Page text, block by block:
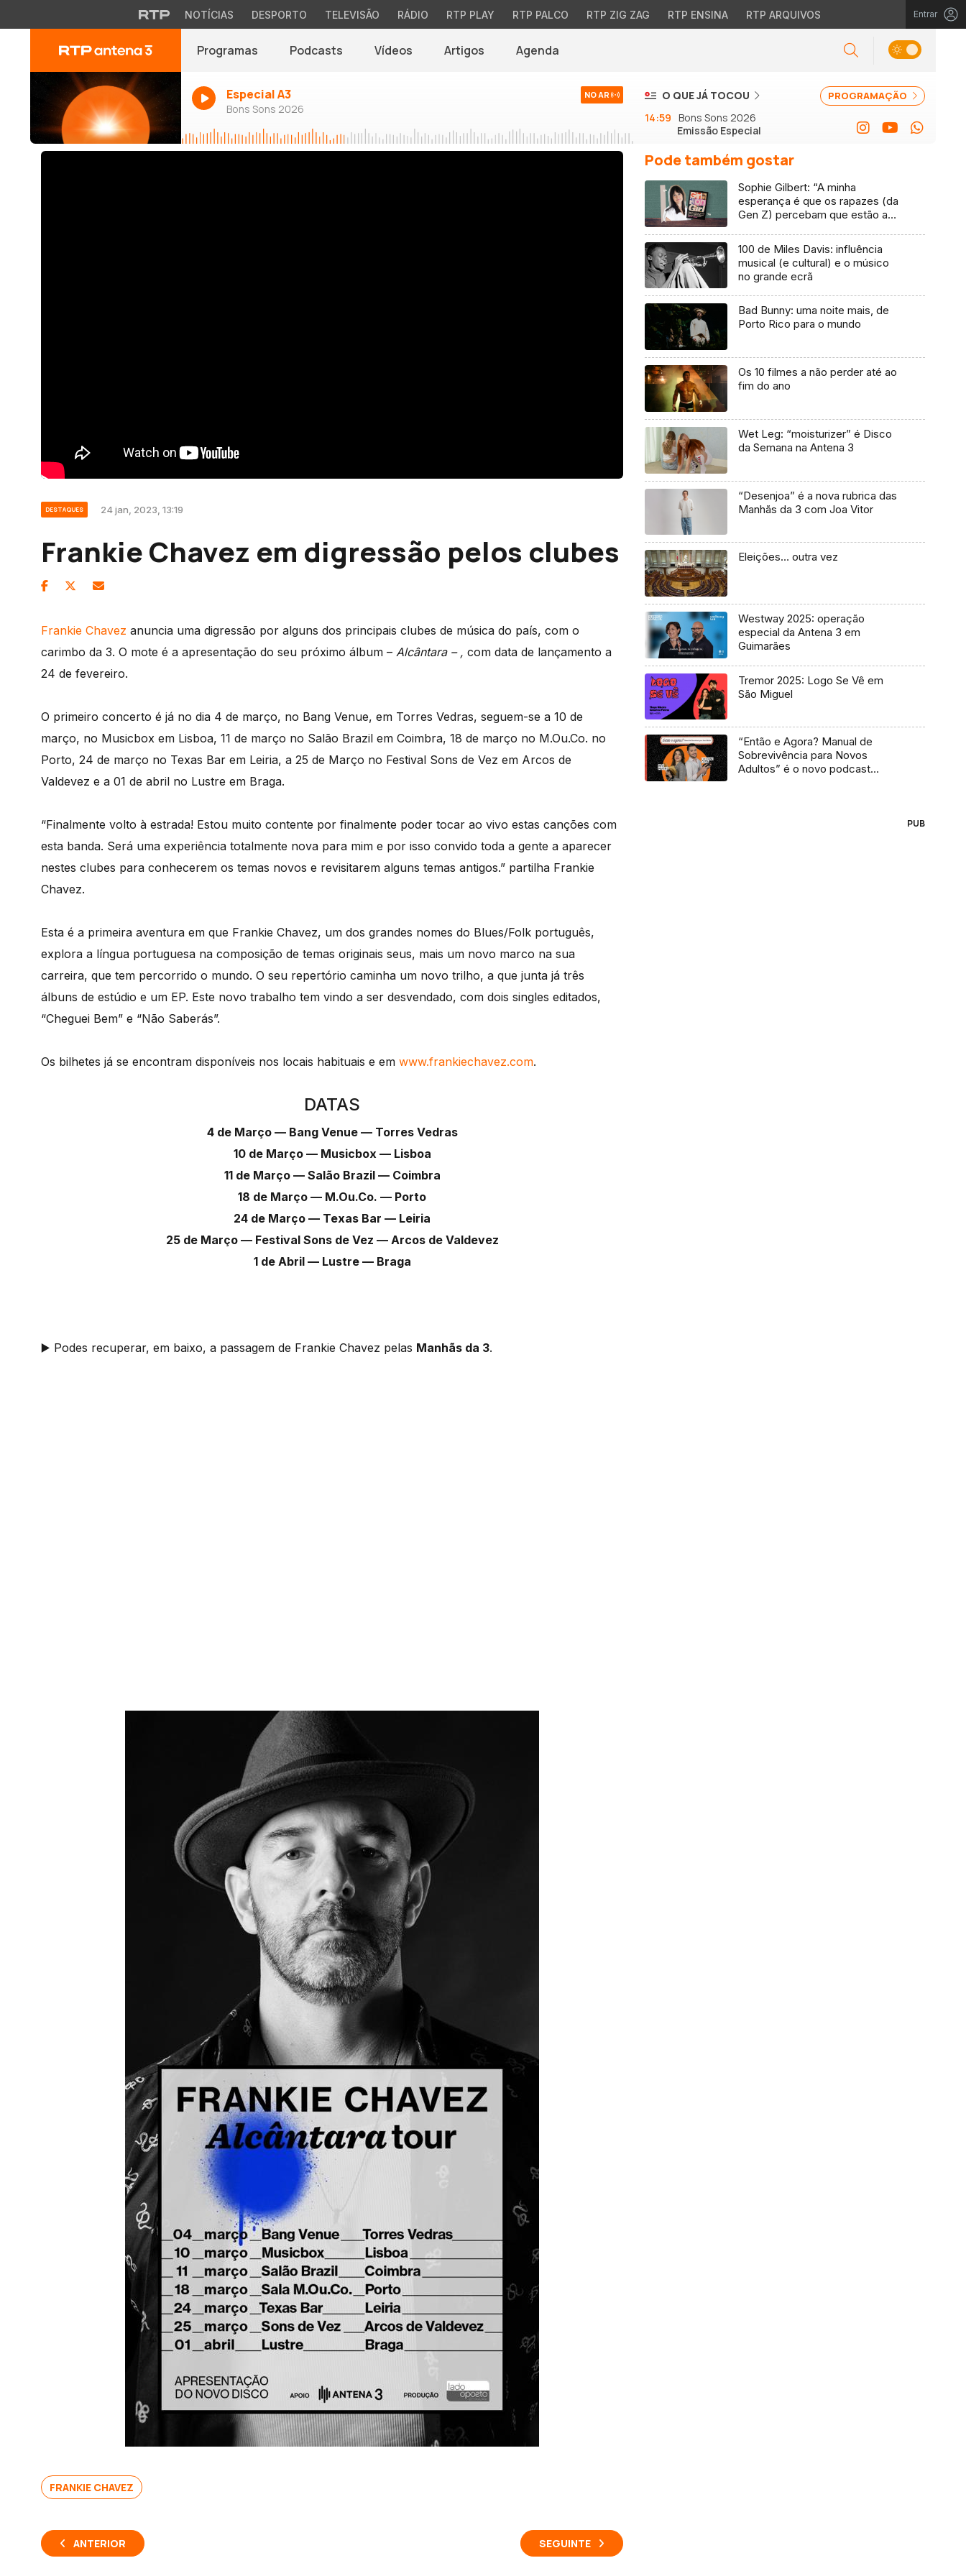
NOTÍCIAS DESPORTO TELEVISÃO RÁDIO RTP PLAY RTP PALCO RTP ZIG ZAG RTP ENSINA RTP ARQUIVOS Entrar
Programas Podcasts Vídeos Artigos Agenda
Especial A3
Bons Sons 2026
NO AR PROGRAMAÇÃO
O QUE JÁ TOCOU
14:59 Bons Sons 2026
Emissão Especial
DESTAQUES 24 jan, 2023, 13:19
Frankie Chavez em digressão pelos clubes
Frankie Chavez anuncia uma digressão por alguns dos principais clubes de música do país, com o
carimbo da 3. O mote é a apresentação do seu próximo álbum – Alcântara – , com data de lançamento a
24 de fevereiro.
O primeiro concerto é já no dia 4 de março, no Bang Venue, em Torres Vedras, seguem-se a 10 de
março, no Musicbox em Lisboa, 11 de março no Salão Brazil em Coimbra, 18 de março no M.Ou.Co. no
Porto, 24 de março no Texas Bar em Leiria, a 25 de Março no Festival Sons de Vez em Arcos de
Valdevez e a 01 de abril no Lustre em Braga.
“Finalmente volto à estrada! Estou muito contente por finalmente poder tocar ao vivo estas canções com
esta banda. Será uma experiência totalmente nova para mim e por isso convido toda a gente a aparecer
nestes clubes para conhecerem os temas novos e revisitarem alguns temas antigos.” partilha Frankie
Chavez.
Esta é a primeira aventura em que Frankie Chavez, um dos grandes nomes do Blues/Folk português,
explora a língua portuguesa na composição de temas originais seus, mais um novo marco na sua
carreira, que tem percorrido o mundo. O seu repertório caminha um novo trilho, a que junta já três
álbuns de estúdio e um EP. Este novo trabalho tem vindo a ser desvendado, com dois singles editados,
“Cheguei Bem” e “Não Saberás”.
Os bilhetes já se encontram disponíveis nos locais habituais e em www.frankiechavez.com.
DATAS
4 de Março — Bang Venue — Torres Vedras
10 de Março — Musicbox — Lisboa
11 de Março — Salão Brazil — Coimbra
18 de Março — M.Ou.Co. — Porto
24 de Março — Texas Bar — Leiria
25 de Março — Festival Sons de Vez — Arcos de Valdevez
1 de Abril — Lustre — Braga
▶️ Podes recuperar, em baixo, a passagem de Frankie Chavez pelas Manhãs da 3.
FRANKIE CHAVEZ
ANTERIOR SEGUINTE
Pode também gostar
Sophie Gilbert: “A minha
esperança é que os rapazes (da
Gen Z) percebam que estão a
100 de Miles Davis: influência
musical (e cultural) e o músico
no grande ecrã
Bad Bunny: uma noite mais, de
Porto Rico para o mundo
Os 10 filmes a não perder até ao
fim do ano
Wet Leg: “moisturizer” é Disco
da Semana na Antena 3
“Desenjoa” é a nova rubrica das
Manhãs da 3 com Joa Vitor
Eleições… outra vez
Westway 2025: operação
especial da Antena 3 em
Guimarães
Tremor 2025: Logo Se Vê em
São Miguel
“Então e Agora? Manual de
Sobrevivência para Novos
Adultos” é o novo podcast
PUB